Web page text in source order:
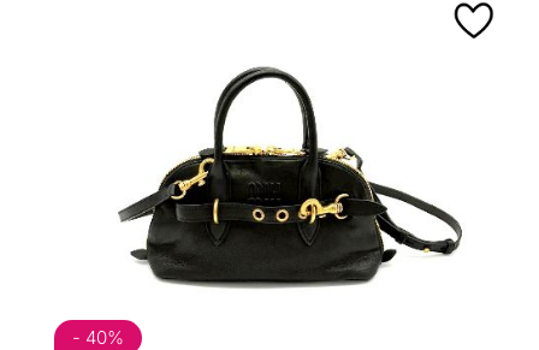
- 40%